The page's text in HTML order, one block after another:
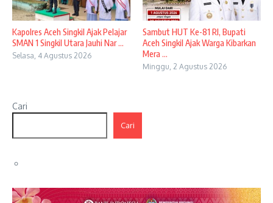
Kapolres Aceh Singkil Ajak Pelajar
SMAN 1 Singkil Utara Jauhi Nar ...
Selasa, 4 Agustus 2026
Sambut HUT Ke-81 RI, Bupati
Aceh Singkil Ajak Warga Kibarkan
Mera ...
Minggu, 2 Agustus 2026
Cari
Cari